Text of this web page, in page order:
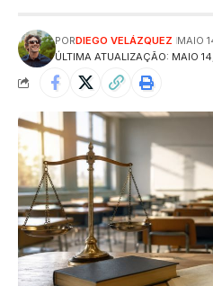
ÚLTIMA ATUALIZAÇÃO: MAIO
PORDIEGO VELÁZQUEZ MAIO